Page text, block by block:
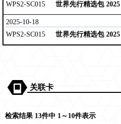
WPS2-SC015
世界先行精选包 2025
2025-10-18
WPS2-SC015
世界先行精选包 2025
关联卡
检索结果 13件中 1～10件表示